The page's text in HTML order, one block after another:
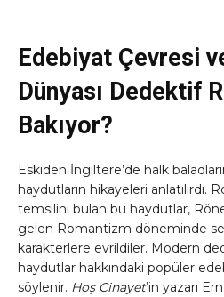
Edebiyat Çevresi
Dünyası Dedektif
Bakıyor?
Eskiden İngiltere’de halk
haydutların hikayeleri anlatılırdı.
temsilini bulan bu haydutlar,
gelen Romantizm döneminde
karakterlere evrildiler. Modern
haydutlar hakkındaki popüler
söylenir. Hoş Cinayet’in yazarı